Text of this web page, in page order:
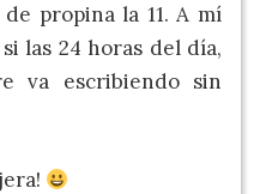
propina la 11. A mí
las 24 horas del día,
va escribiendo sin